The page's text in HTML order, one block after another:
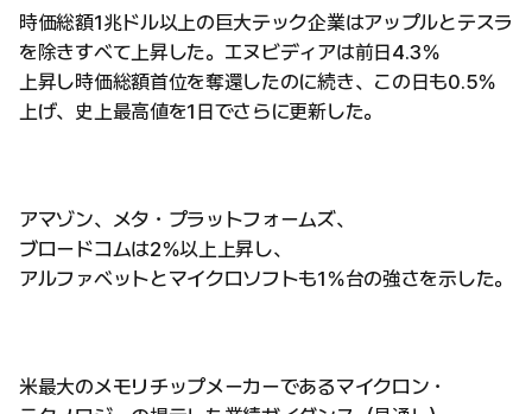
時価総額1兆ドル以上の巨大テック企業はアップルとテスラ
を除きすべて上昇した。エヌビディアは前日4.3％
上昇し時価総額首位を奪還したのに続き、この日も0.5％
上げ、史上最高値を1日でさらに更新した。
アマゾン、メタ・プラットフォームズ、
ブロードコムは2％以上上昇し、
アルファベットとマイクロソフトも1％台の強さを示した。
米最大のメモリチップメーカーであるマイクロン・